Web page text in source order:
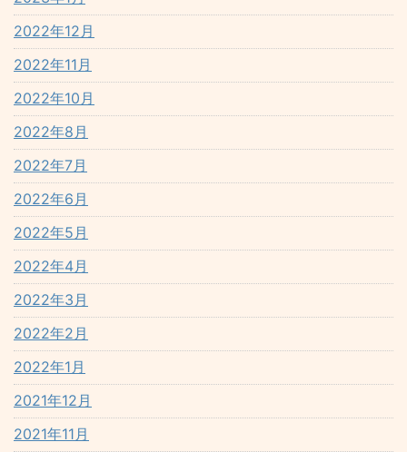
2022年12月
2022年11月
2022年10月
2022年8月
2022年7月
2022年6月
2022年5月
2022年4月
2022年3月
2022年2月
2022年1月
2021年12月
2021年11月